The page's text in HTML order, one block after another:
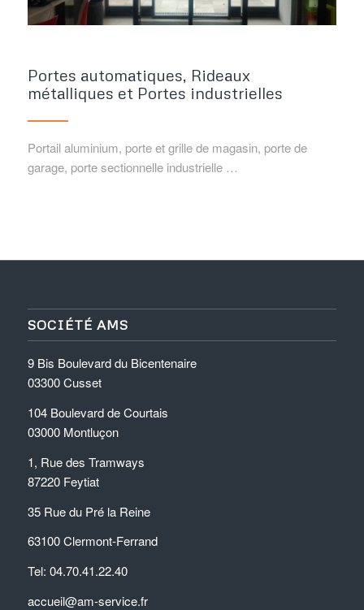
Portes automatiques, Rideaux
métalliques et Portes industrielles
Portail aluminium, porte et grille de magasin, porte de
garage, porte sectionnelle industrielle …
SOCIÉTÉ AMS
9 Bis Boulevard du Bicentenaire
03300 Cusset
104 Boulevard de Courtais
03000 Montluçon
1, Rue des Tramways
87220 Feytiat
35 Rue du Pré la Reine
63100 Clermont-Ferrand
Tel: 04.70.41.22.40
accueil@am-service.fr